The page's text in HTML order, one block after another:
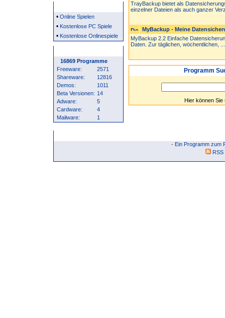
• Online Spielen
• Kostenlose PC Spiele
• Kostenlose Onlinespiele
16869 Programme
Freeware:
2571
Shareware:
12816
Demos:
1011
Beta Versionen: 14
Adware:
5
Cardware:
4
Mailware:
1
TrayBackup bietet als
einzelner Dateien als auch ganzer
MyBackup - Meine
MyBackup 2.2 Einfache
Daten. Zur täglichen, wöchentlichen, ...
Programm
Hier können
- Ein Programm zum